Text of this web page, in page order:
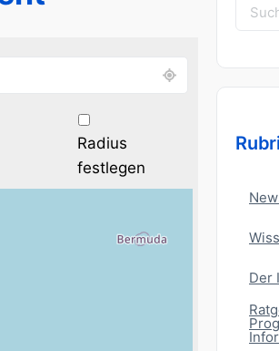
Radius
festlegen
Der